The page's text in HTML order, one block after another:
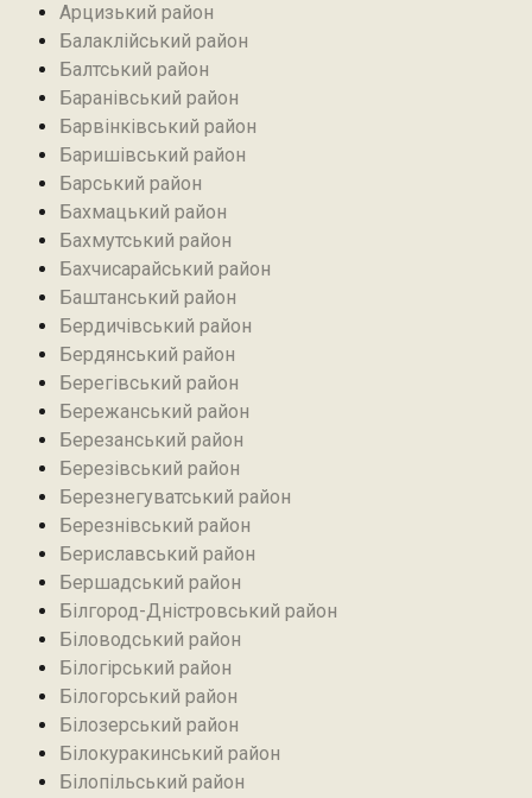
Арцизький район‎
Балаклійський район
Балтський район‎
Баранівський район‎
Барвінківський район
Баришівський район
Барський район
Бахмацький район
Бахмутський район
Бахчисарайський район
Баштанський район
Бердичівський район
Бердянський район
Берегівський район
Бережанський район‎
Березанський район‎
Березівський район
Березнегуватський район‎
Березнівський район‎
Бериславський район
Бершадський район
Білгород-Дністровський район
Біловодський район‎
Білогірський район
Білогорський район
Білозерський район
Білокуракинський район‎
Білопільський район